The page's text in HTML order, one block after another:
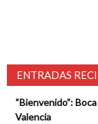
ENTRADAS
“Bienvenido”:
Valencia